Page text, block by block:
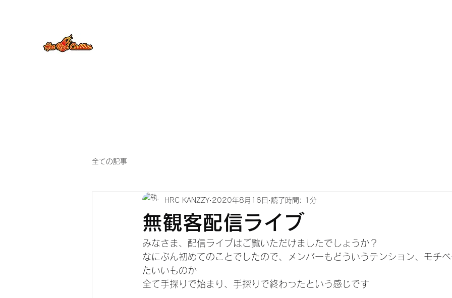
全ての記事
無観客配信ライブ
HRC KANZZY 2020年8月16日 読了時間: 1分
みなさま、配信ライブはご覧いただけましたでしょうか？
なにぶん初めてのことでしたので、メンバーもどういうテンション、モチ
たいいものか
全て手探りで始まり、手探りで終わったという感じです